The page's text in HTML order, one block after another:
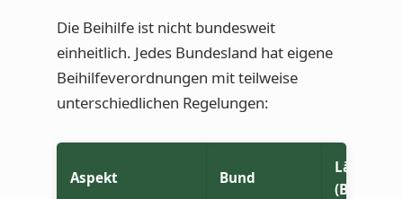
Die Beihilfe ist nicht bundesweit
einheitlich. Jedes Bundesland hat eigene
Beihilfeverordnungen mit teilweise
unterschiedlichen Regelungen:
Aspekt Bund
Länder